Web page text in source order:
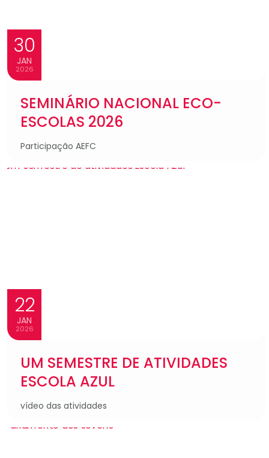
30
JAN
2026
SEMINÁRIO NACIONAL ECO-
ESCOLAS 2026
Participação AEFC
22
JAN
2026
UM SEMESTRE DE ATIVIDADES
ESCOLA AZUL
vídeo das atividades